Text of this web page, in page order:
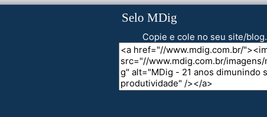
Selo MDig
Copie e cole no seu site/blog.